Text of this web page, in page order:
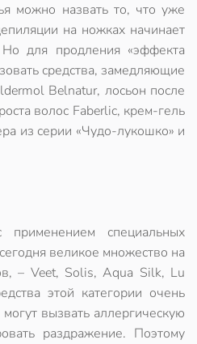
можно назвать то, что уже
на ножках начинает
Но для продления «эффекта
средства, замедляющие
Belnatur, лосьон после
волос Faberlic, крем-гель
из серии «Чудо-лукошко» и
специальных
великое множество на
– Veet, Solis, Aqua Silk, Lu
этой категории очень
вызвать аллергическую
раздражение. Поэтому